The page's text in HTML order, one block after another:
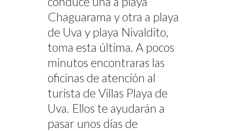
Chaguarama y otra a playa
de Uva y playa Nivaldito,
toma esta última. A pocos
minutos encontraras las
oficinas de atención al
turista de Villas Playa de
Uva. Ellos te ayudarán a
pasar unos días de